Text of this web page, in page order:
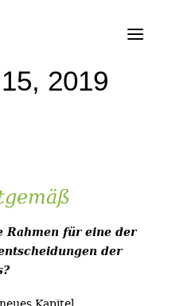
2019
Rahmen für eine der
der